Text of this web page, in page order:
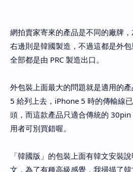
網拍賣家寄來的產品是不同的廠牌
右邊則是韓國製造，不過這都是外
全部都是由 PRC 製造出口。
外包裝上面最大的問題就是適用的
5 給列上去，iPhone 5 時的傳輸線
頭，而這款產品只適合傳統的
用者可別買錯喔。
「韓國版」的包裝上面有韓文安裝
文，為了有種高級感覺，我掃描了韓